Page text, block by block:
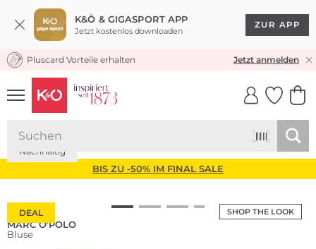
K&Ö & GIGASPORT APP
Jetzt kostenlos downloaden
ZUR APP
KOSTENLOSER VERSAND* & RÜCKVERSAND
Pluscard Vorteile erhalten Jetzt anmelden
UNSERE APP
CLICK &
BIS ZU -50% IM FINAL SALE
SHOP THE LOOK
DEAL
Nachhaltig
MARC O'POLO
Bluse